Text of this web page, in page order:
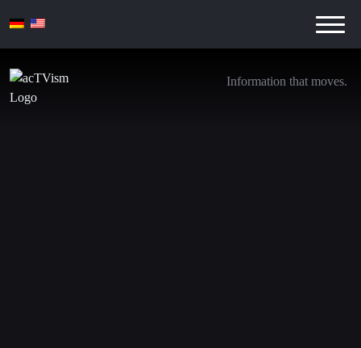
Information that moves.
Fall Assange_ Todenhöfer, Snowden,